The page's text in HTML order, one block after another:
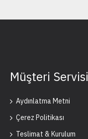
Müşteri Servisi
Aydınlatma Metni
Çerez Politikası
Teslimat & Kurulum